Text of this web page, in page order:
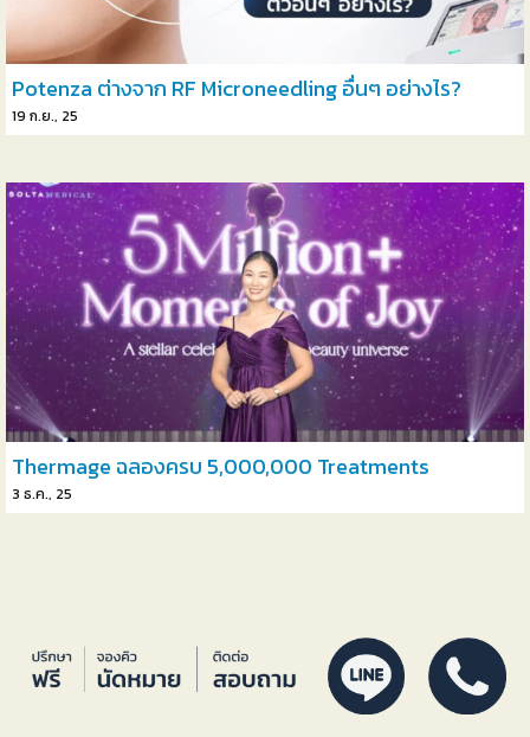
Potenza ต่างจาก RF Microneedling อื่นๆ อย่างไร?
19 ก.ย., 25
Thermage ฉลองครบ 5,000,000 Treatments
3 ธ.ค., 25